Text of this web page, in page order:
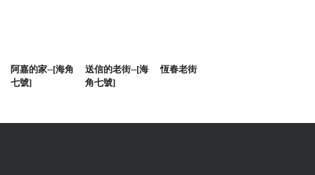
阿嘉的家--[海角
七號]
送信的老街--[海
角七號]
恆春老街